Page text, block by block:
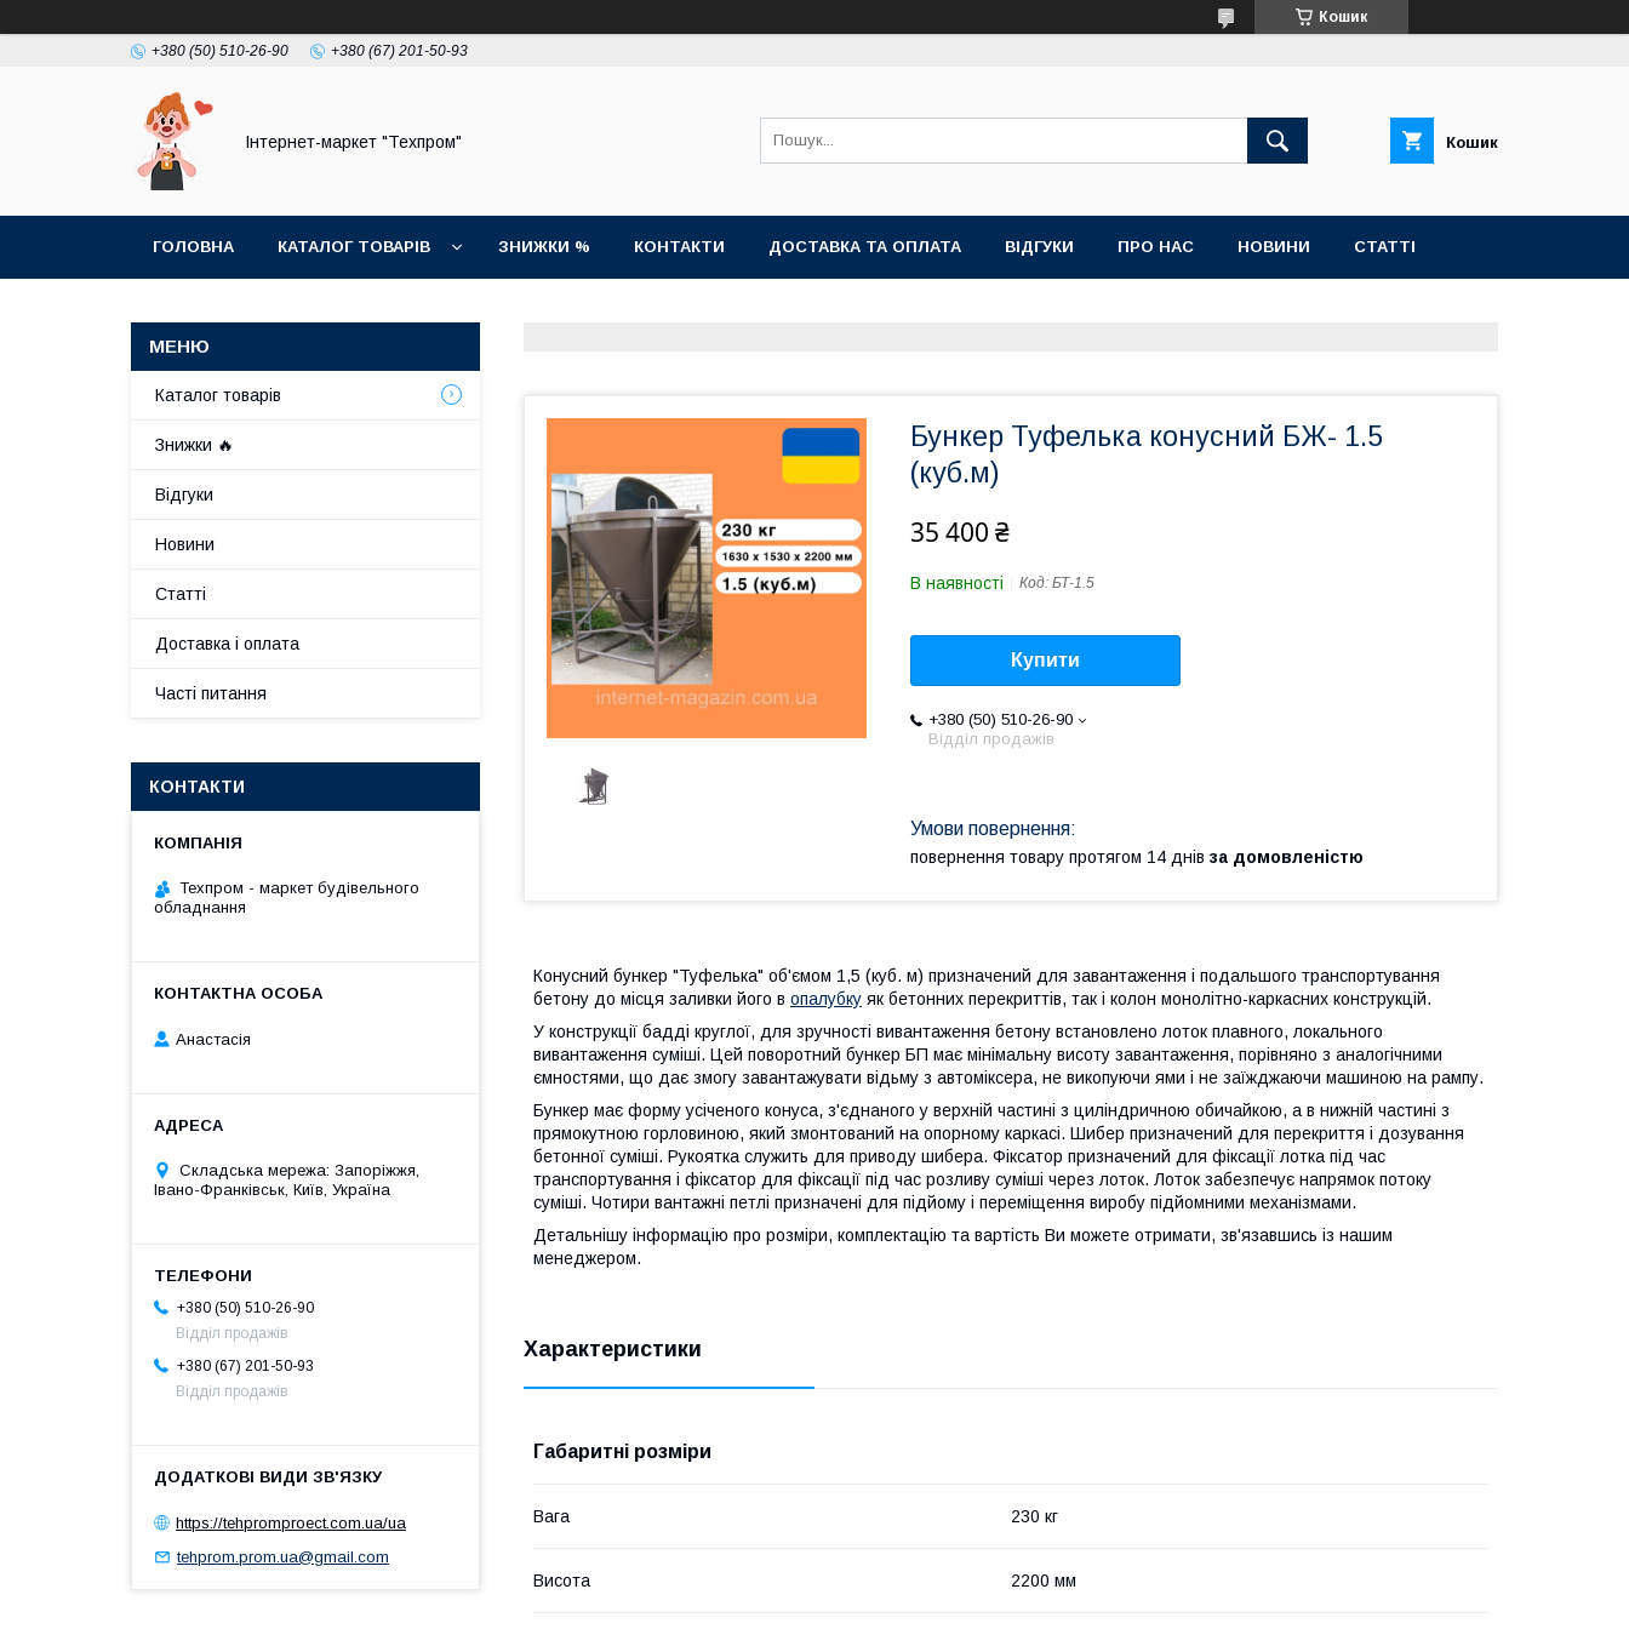
Кошик
+380 (50) 510-26-90 +380 (67) 201-50-93
Інтернет-маркет "Техпром" Кошик
ГОЛОВНА КАТАЛОГ ТОВАРIВ ЗНИЖКИ % КОНТАКТИ ДОСТАВКА ТА ОПЛАТА ВІДГУКИ ПРО НАС НОВИНИ СТАТТІ
Бункер Туфелька конусний БЖ- 1.5
(куб.м)
35 400 ₴
В наявності Код: БТ-1.5
Купити
+380 (50) 510-26-90
Відділ продажів
повернення товару протягом 14 днів за домовленістю
Конусний бункер "Туфелька" об'ємом 1,5 (куб. м) призначений для завантаження і подальшого транспортування
бетону до місця заливки його в опалубку як бетонних перекриттів, так і колон монолітно-каркасних конструкцій.
У конструкції бадді круглої, для зручності вивантаження бетону встановлено лоток плавного, локального
вивантаження суміші. Цей поворотний бункер БП має мінімальну висоту завантаження, порівняно з аналогічними
ємностями, що дає змогу завантажувати відьму з автоміксера, не викопуючи ями і не заїжджаючи машиною на рампу.
Бункер має форму усіченого конуса, з'єднаного у верхній частині з циліндричною обичайкою, а в нижній частині з
прямокутною горловиною, який змонтований на опорному каркасі. Шибер призначений для перекриття і дозування
бетонної суміші. Рукоятка служить для приводу шибера. Фіксатор призначений для фіксації лотка під час
транспортування і фіксатор для фіксації під час розливу суміші через лоток. Лоток забезпечує напрямок потоку
суміші. Чотири вантажні петлі призначені для підйому і переміщення виробу підйомними механізмами.
Детальнішу інформацію про розміри, комплектацію та вартість Ви можете отримати, зв'язавшись із нашим
менеджером.
Характеристики
Габаритні розміри
Вага 230 кг
Висота 2200 мм
Каталог товарiв
Знижки 🔥
Відгуки
Новини
Статті
Доставка і оплата
Часті питання
КОНТАКТИ
Техпром - маркет будівельного
обладнання
Анастасія
Складська мережа: Запоріжжя,
Івано-Франківськ, Київ, Україна
+380 (50) 510-26-90
Відділ продажів
+380 (67) 201-50-93
Відділ продажів
https://tehpromproect.com.ua/ua
tehprom.prom.ua@gmail.com